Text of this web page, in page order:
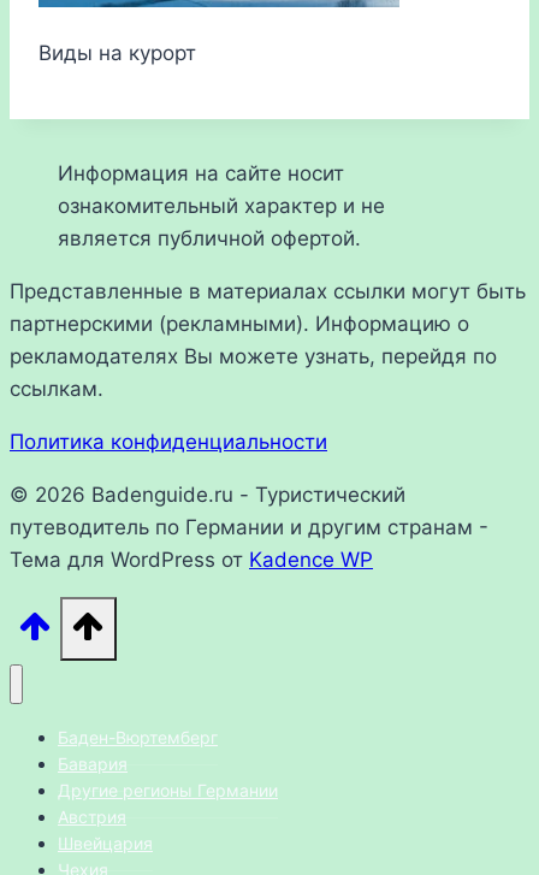
Виды на курорт
Информация на сайте носит
ознакомительный характер и не
является публичной офертой.
Представленные в материалах ссылки могут быть
партнерскими (рекламными). Информацию о
рекламодателях Вы можете узнать, перейдя по
ссылкам.
Политика конфиденциальности
© 2026 Badenguide.ru - Туристический
путеводитель по Германии и другим странам -
Тема для WordPress от Kadence WP
Баден-Вюртемберг
Бавария
Другие регионы Германии
Австрия
Швейцария
Чехия